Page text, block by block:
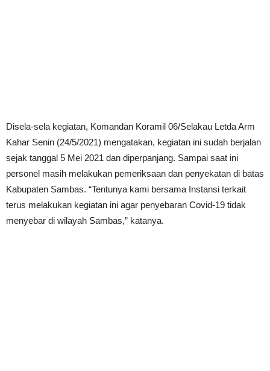
Disela-sela kegiatan, Komandan Koramil 06/Selakau Letda Arm
Kahar Senin (24/5/2021) mengatakan, kegiatan ini sudah berjalan
sejak tanggal 5 Mei 2021 dan diperpanjang. Sampai saat ini
personel masih melakukan pemeriksaan dan penyekatan di batas
Kabupaten Sambas. “Tentunya kami bersama Instansi terkait
terus melakukan kegiatan ini agar penyebaran Covid-19 tidak
menyebar di wilayah Sambas,” katanya.